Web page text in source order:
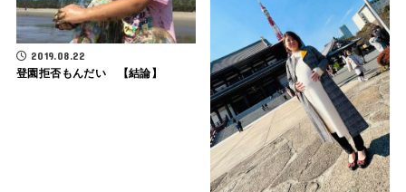
2019.08.22
登園拒否もんだい 【結論】